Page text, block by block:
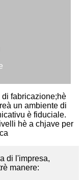
fabricazione;hè
un ambiente di
è fiduciale.
hè a chjave per
di l'impresa,
manere: